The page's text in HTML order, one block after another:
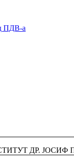
ПДВ-а
ДР. ЈОСИФ